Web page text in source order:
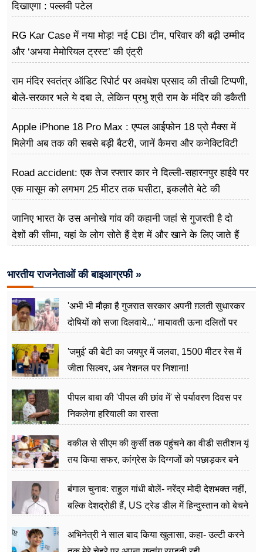
दिखाएगा : पल्लवी पटेल
RG Kar Case में नया मोड़! नई CBI टीम, परिवार की बढ़ी उम्मीद
और ‘अभया मेमोरियल ट्रस्ट’ की एंट्री
राम मंदिर स्वतंत्र ऑडिट रिपोर्ट पर अवधेश प्रसाद की तीखी टिप्पणी,
बोले-सरकार भले ये दबा ले, लेकिन प्रभु श्री राम के मंदिर की डकैती
Apple iPhone 18 Pro Max : एप्पल आईफोन 18 प्रो मैक्स में
मिलेगी अब तक की सबसे बड़ी बैटरी, जानें कैमरा और कनेक्टिविटी
Road accident: एक तेज रफ्तार कार ने दिल्ली-सहारनपुर हाईवे पर
एक मासूम को लगभग 25 मीटर तक घसीटा, इकलौते बेटे की
जानिए भारत के उस अनोखे गांव की कहानी जहां से गुजरती है दो
देशों की सीमा, यहां के लोग सोते हैं देश में और खाने के लिए जाते हैं
भारतीय राजनेताओं की बाइआग्रफी »
'अभी भी मौक़ा है गुजरात सरकार अपनी ग़लती सुधारकर
दोषियों को सजा दिलवाये...' मायावती ऊना दलितों पर
'जमुई' की बेटी का जयपुर में जलवा, 1500 मीटर रेस में
जीता सिल्वर, अब नेशनल पर निशाना!
पीपल बाबा की 'पीपल की छांव में' से पर्यावरण दिवस पर
निकलेगा हरियाली का रास्ता
वकील से सीएम की कुर्सी तक पहुंचने का वीडी सतीशन यूं
तय किया सफर, कांग्रेस के दिग्गजों को पछाड़कर बने
बंगाल चुनाव: राहुल गांधी बोलें- नरेंद्र मोदी देशभक्त नहीं,
बल्कि देशद्रोही हैं, US ट्रेड डील में हिन्दुस्तान को बेचने
अभिनेत्री ने साल बाद किया खुलासा, कहा- उल्टी करने